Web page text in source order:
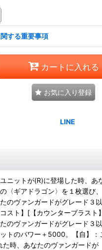
する重要事項
カートに入れる
お気に入り登録
ユニットが(R)に登場した時、
〈ギアドラゴン〉を１枚選び
のヴァンガードがグレード３
スト】[【カウンターブラスト
のヴァンガードがグレード３
トのパワー＋5000。【自】：
た時、あなたのヴァンガードが